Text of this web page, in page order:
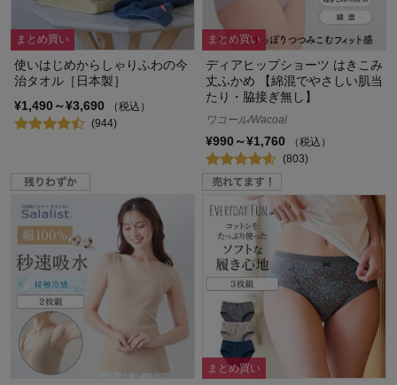
まとめ買い
使いはじめからしゃりふわの今
治タオル［日本製］
¥1,490～¥3,690
（税込）
(944)
まとめ買い
ディアヒップショーツ はきこみ
丈ふかめ 【綿混でやさしい肌当
たり・脇接ぎ無し】
ワコール/Wacoal
¥990～¥1,760
（税込）
(803)
まとめ買い